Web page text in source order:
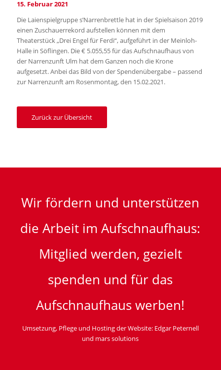
15. Februar 2021
Die Laienspielgruppe s’Narrenbrettle hat in der Spielsaison 2019
einen Zuschauerrekord aufstellen können mit dem
Theaterstück „Drei Engel für Ferdi“, aufgeführt in der Meinloh-
Halle in Söflingen. Die € 5.055,55 für das Aufschnaufhaus von
der Narrenzunft Ulm hat dem Ganzen noch die Krone
aufgesetzt. Anbei das Bild von der Spendenübergabe – passend
zur Narrenzunft am Rosenmontag, den 15.02.2021.
Zurück zur Übersicht
Wir fördern und unterstützen
die Arbeit im Aufschnaufhaus:
Mitglied werden, gezielt
spenden und für das
Aufschnaufhaus werben!
Umsetzung, Pflege und Hosting der Website: Edgar Peternell
und mars solutions